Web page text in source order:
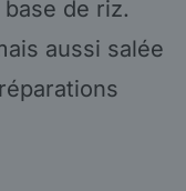
de riz.
aussi salée